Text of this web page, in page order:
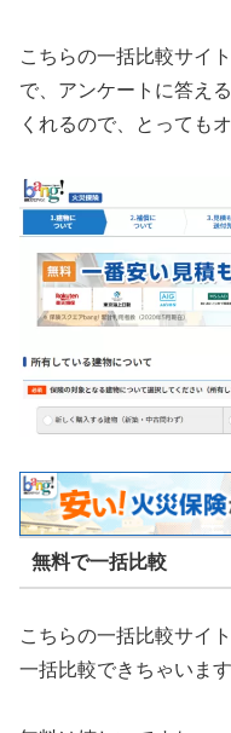
こちらの一括比較サイト
で、アンケートに答え
くれるので、とっても
無料で一括比較
こちらの一括比較サイト
一括比較できちゃいます